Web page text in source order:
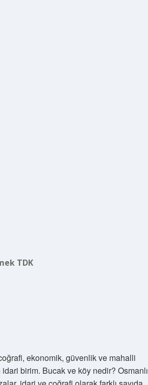
TDK
ekonomik, güvenlik ve mahalli
birim. Bucak ve köy nedir? Osmanlı